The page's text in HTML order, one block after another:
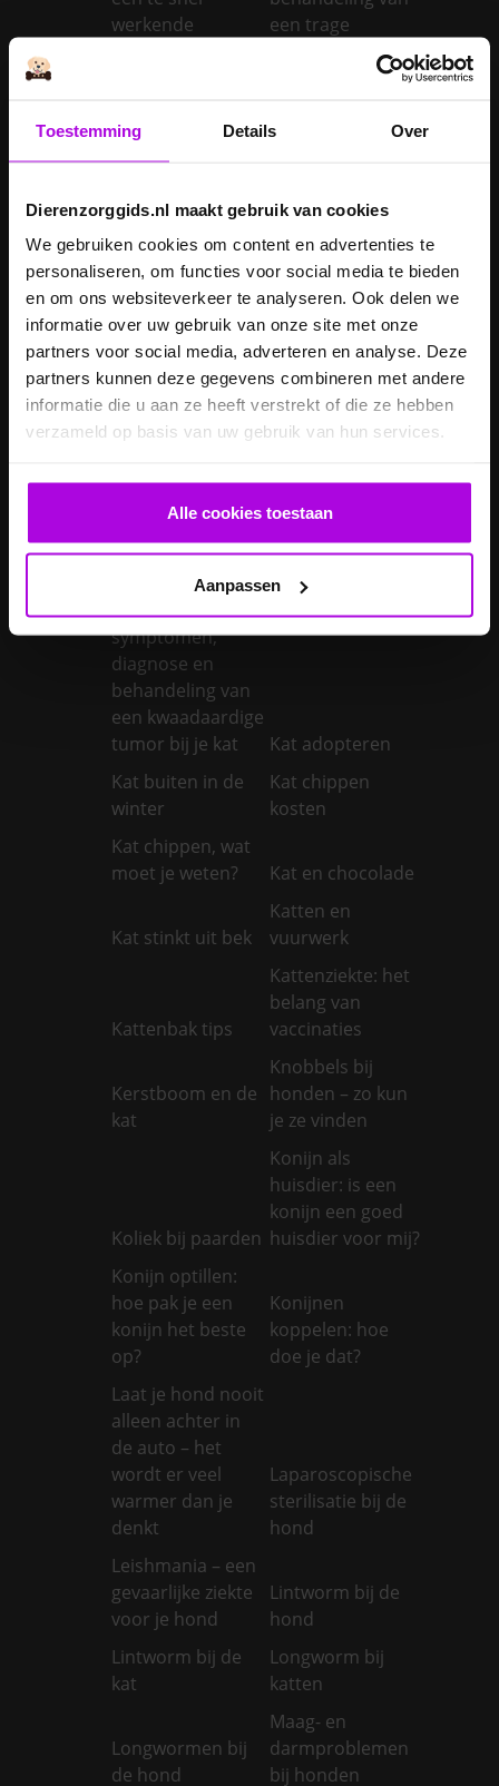
Toestemming Details Over
Dierenzorggids.nl maakt gebruik van cookies
We gebruiken cookies om content en advertenties te
personaliseren, om functies voor social media te bieden
en om ons websiteverkeer te analyseren. Ook delen we
informatie over uw gebruik van onze site met onze
partners voor social media, adverteren en analyse. Deze
partners kunnen deze gegevens combineren met andere
informatie die u aan ze heeft verstrekt of die ze hebben
verzameld op basis van uw gebruik van hun services.
Alle cookies toestaan
Aanpassen
werkende
een trage
Inentingen hond
Is een kerstboom
honden?
Je cavia verzorgen diarree
Je hond wordt
geopereerd – wat
kan je
verwachten?
Je kat naar een
pension brengen
Je kat wordt
geopereerd – wat
kan je
verwachten?
Je kater laten
castreren
Je konijn laten
castreren
Je konijn laten
steriliseren
Je konijnen
Kanker bij katten:
symptomen,
diagnose en
behandeling van
een kwaadaardige
tumor bij je kat
Kat adopteren
Kat buiten in de
winter
Kat chippen
kosten
Kat chippen, wat
moet je weten?
Kat en chocolade
Kat stinkt uit bek
Katten en
vuurwerk
Kattenbak tips
Kattenziekte: het
belang van
vaccinaties
Kerstboom en de
kat
Knobbels bij
honden – zo kun
je ze vinden
Koliek bij paarden
Konijn als
huisdier: is een
konijn een goed
huisdier voor mij?
Konijn optillen:
hoe pak je een
konijn het beste
op?
Konijnen
koppelen: hoe
doe je dat?
Laat je hond nooit
alleen achter in
de auto – het
wordt er veel
warmer dan je
denkt
Laparoscopische
sterilisatie bij de
hond
Leishmania – een
gevaarlijke ziekte
voor je hond
Lintworm bij de
hond
Lintworm bij de
kat
Longworm bij
katten
Longwormen bij
de hond
Maag- en
darmproblemen
bij honden